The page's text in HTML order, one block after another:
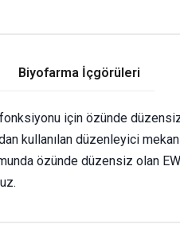
Biyofarma İçgörüleri
için özünde
kullanılan düzenleyici
özünde düzensiz olan